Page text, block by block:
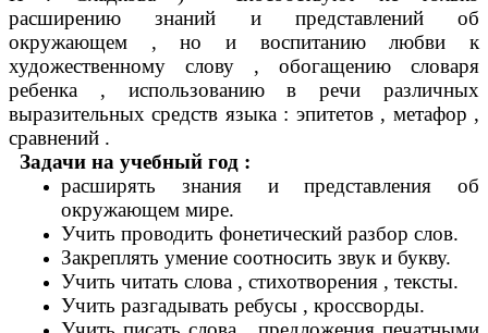
расширению знаний и представлений об
окружающем , но и воспитанию любви к
художественному слову , обогащению словаря
ребенка , использованию в речи различных
выразительных средств языка : эпитетов , метафор ,
сравнений .
Задачи на учебный год :
расширять знания и представления об
окружающем мире.
Учить проводить фонетический разбор слов.
Закреплять умение соотносить звук и букву.
Учить читать слова , стихотворения , тексты.
Учить разгадывать ребусы , кроссворды.